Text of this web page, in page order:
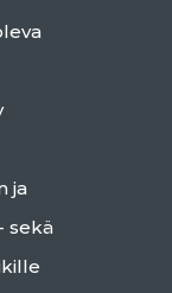
ja
sekä